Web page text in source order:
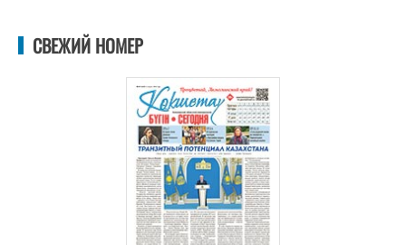
СВЕЖИЙ НОМЕР